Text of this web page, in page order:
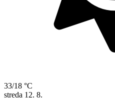
33/18 °C
streda 12. 8.